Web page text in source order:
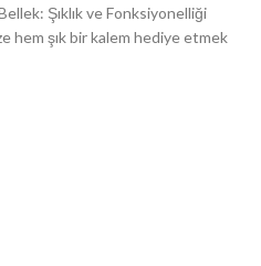
Şıklık ve Fonksiyonelliği
hem şık bir kalem hediye etmek